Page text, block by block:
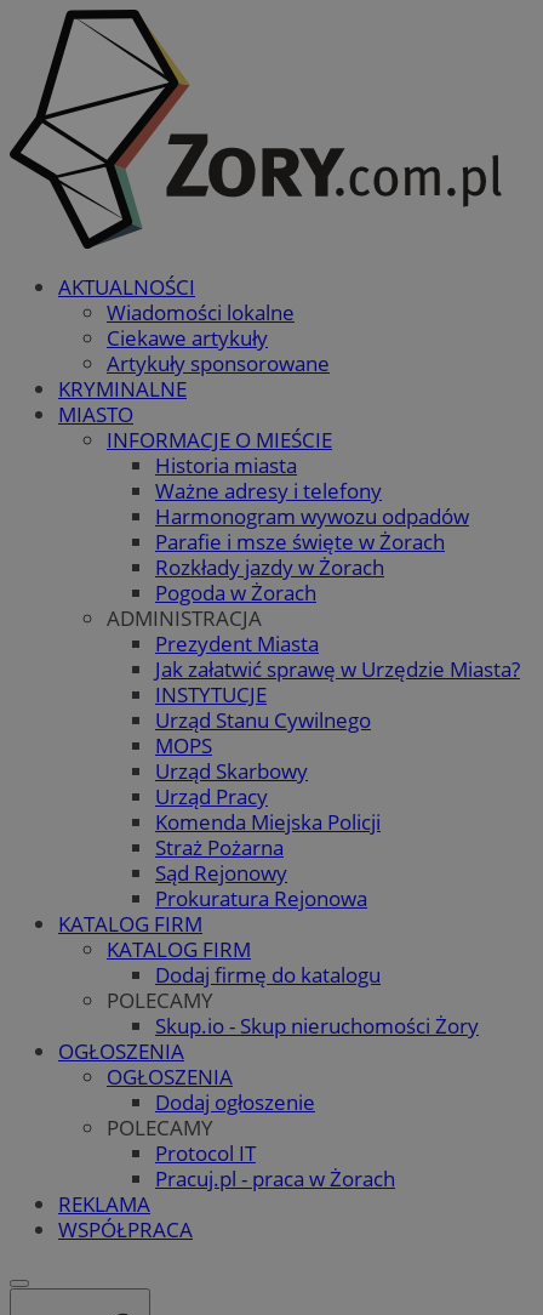
AKTUALNOŚCI
Wiadomości lokalne
Ciekawe artykuły
Artykuły sponsorowane
KRYMINALNE
MIASTO
INFORMACJE O MIEŚCIE
Historia miasta
Ważne adresy i telefony
Harmonogram wywozu odpadów
Parafie i msze święte w Żorach
Rozkłady jazdy w Żorach
Pogoda w Żorach
ADMINISTRACJA
Prezydent Miasta
Jak załatwić sprawę w Urzędzie Miasta?
INSTYTUCJE
Urząd Stanu Cywilnego
MOPS
Urząd Skarbowy
Urząd Pracy
Komenda Miejska Policji
Straż Pożarna
Sąd Rejonowy
Prokuratura Rejonowa
KATALOG FIRM
KATALOG FIRM
Dodaj firmę do katalogu
POLECAMY
Skup.io - Skup nieruchomości Żory
OGŁOSZENIA
OGŁOSZENIA
Dodaj ogłoszenie
POLECAMY
Protocol IT
Pracuj.pl - praca w Żorach
REKLAMA
WSPÓŁPRACA